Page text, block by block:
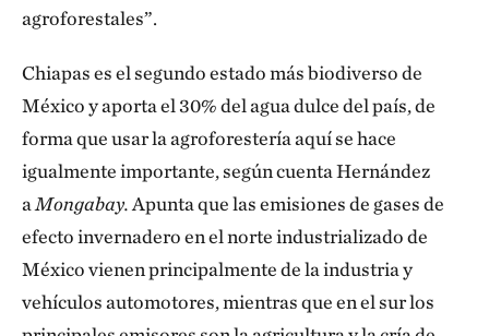
agroforestales”.
Chiapas es el segundo estado más biodiverso de
México y aporta el 30% del agua dulce del país, de
forma que usar la agroforestería aquí se hace
igualmente importante, según cuenta Hernández
a Mongabay. Apunta que las emisiones de gases de
efecto invernadero en el norte industrializado de
México vienen principalmente de la industria y
vehículos automotores, mientras que en el sur los